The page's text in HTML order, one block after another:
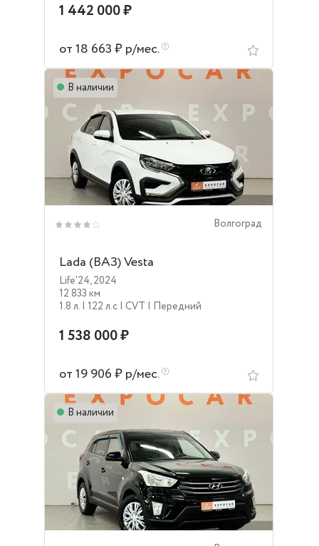
1 442 000 ₽
от 18 663 ₽ р/мес.
В наличии
Волгоград
Lada (ВАЗ) Vesta
Life'24,2024
12 833 км
1.8 л. | 122 л.c | CVT | Передний
1 538 000 ₽
от 19 906 ₽ р/мес.
В наличии